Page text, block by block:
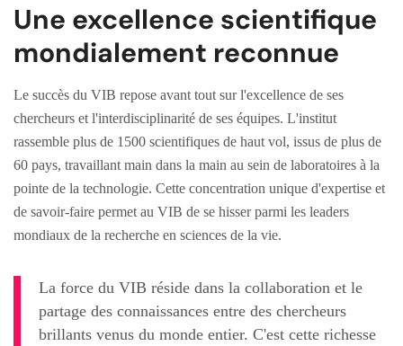
Une excellence scientifique
mondialement reconnue
Le succès du VIB repose avant tout sur l'excellence de ses
chercheurs et l'interdisciplinarité de ses équipes. L'institut
rassemble plus de 1500 scientifiques de haut vol, issus de plus de
60 pays, travaillant main dans la main au sein de laboratoires à la
pointe de la technologie. Cette concentration unique d'expertise et
de savoir-faire permet au VIB de se hisser parmi les leaders
mondiaux de la recherche en sciences de la vie.
La force du VIB réside dans la collaboration et le
partage des connaissances entre des chercheurs
brillants venus du monde entier. C'est cette richesse